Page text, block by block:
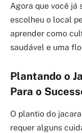
Agora que você já
escolheu o local
aprender como
saudável e uma
Plantando o
Para o
O plantio do
requer alguns